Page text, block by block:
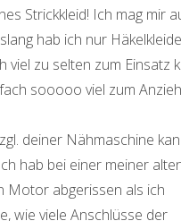
Strickkleid! Ich mag mir
hab ich nur
viel zu selten zum Einsatz
sooooo viel zum
deiner Nähmaschine
hab bei einer meiner
Motor abgerissen als ich
wie viele Anschlüsse der